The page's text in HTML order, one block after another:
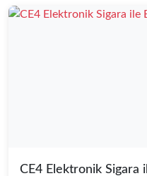
CE4 Elektronik Sigara